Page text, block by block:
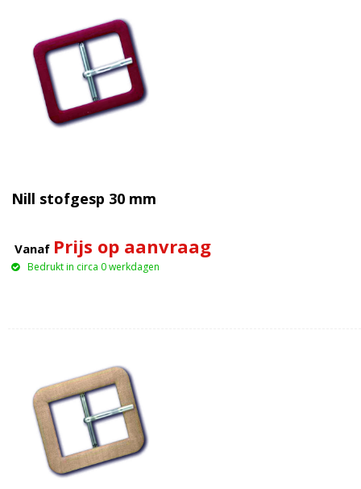
Nill stofgesp 30 mm
Vanaf Prijs op aanvraag
Bedrukt in circa 0 werkdagen